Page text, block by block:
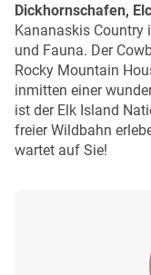
Dickhornschafen,
Kananaskis Country
und Fauna. Der
Rocky Mountain
inmitten einer
ist der Elk Island
freier Wildbahn
wartet auf Sie!